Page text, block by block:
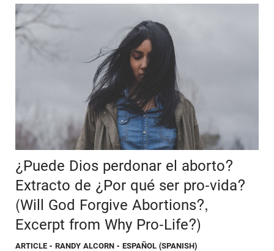
¿Puede Dios perdonar el aborto?
Extracto de ¿Por qué ser pro-vida?
(Will God Forgive Abortions?,
Excerpt from Why Pro-Life?)
ARTICLE - RANDY ALCORN - ESPAÑOL (SPANISH)